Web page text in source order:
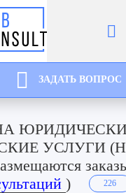
ЗАДАТЬ ВОПРОС
УСЛУГИ
) 226